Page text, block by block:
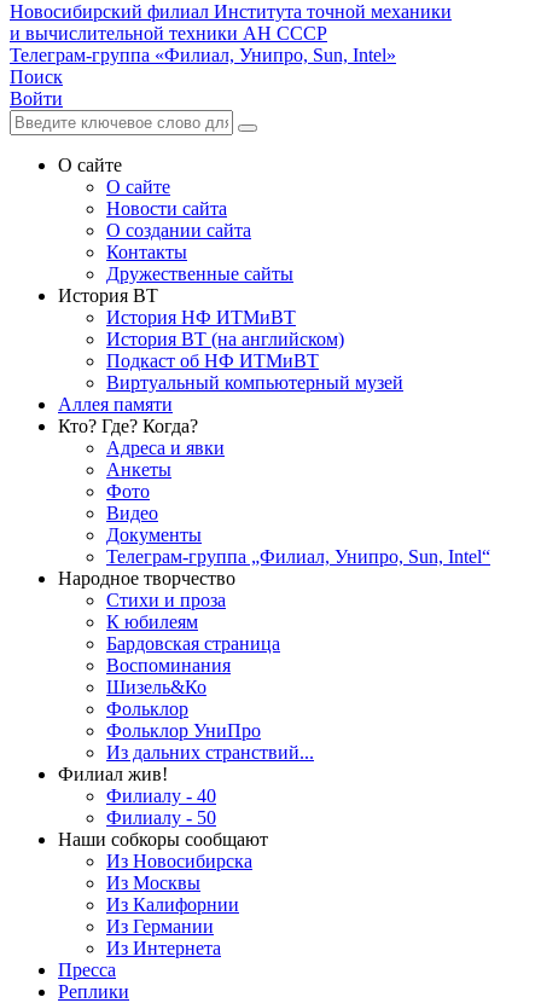
Новосибирский филиал Института точной механики
и вычислительной техники АН СССР
Телеграм-группа «Филиал, Унипро, Sun, Intel»
Поиск
Войти
О сайте
О сайте
Новости сайта
О создании сайта
Контакты
Дружественные сайты
История ВТ
История НФ ИТМиВТ
История ВТ (на английском)
Подкаст об НФ ИТМиВТ
Виртуальный компьютерный музей
Аллея памяти
Кто? Где? Когда?
Адреса и явки
Анкеты
Фото
Видео
Документы
Телеграм-группа „Филиал, Унипро, Sun, Intel“
Народное творчество
Стихи и проза
К юбилеям
Бардовская страница
Воспоминания
Шизель&Ко
Фольклор
Фольклор УниПро
Из дальних странствий...
Филиал жив!
Филиалу - 40
Филиалу - 50
Наши собкоры сообщают
Из Новосибирска
Из Москвы
Из Калифорнии
Из Германии
Из Интернета
Пресса
Реплики